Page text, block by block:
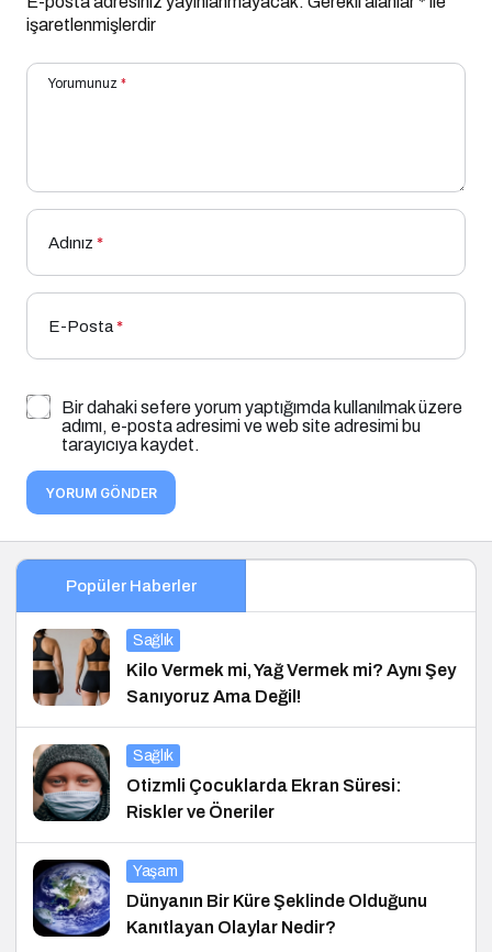
işaretlenmişlerdir
Yorumunuz *
Adınız *
E-Posta*
Bir dahaki sefere yorum yaptığımda kullanılmak üzere
adımı, e-posta adresimi ve web site adresimi bu
tarayıcıya kaydet.
YORUM GÖNDER
Popüler Haberler
Sağlık
Kilo Vermek mi, Yağ Vermek mi? Aynı Şey
Sanıyoruz Ama Değil!
Sağlık
Otizmli Çocuklarda Ekran Süresi:
Riskler ve Öneriler
Yaşam
Dünyanın Bir Küre Şeklinde Olduğunu
Kanıtlayan Olaylar Nedir?